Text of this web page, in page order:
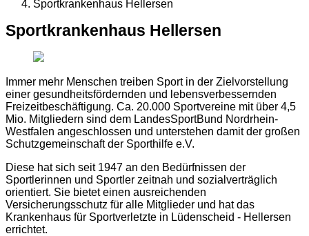
Sportkrankenhaus Hellersen
Sportkrankenhaus Hellersen
Immer mehr Menschen treiben Sport in der Zielvorstellung
einer gesundheitsfördernden und lebensverbessernden
Freizeitbeschäftigung. Ca. 20.000 Sportvereine mit über 4,5
Mio. Mitgliedern sind dem LandesSportBund Nordrhein-
Westfalen angeschlossen und unterstehen damit der großen
Schutzgemeinschaft der Sporthilfe e.V.
Diese hat sich seit 1947 an den Bedürfnissen der
Sportlerinnen und Sportler zeitnah und sozialverträglich
orientiert. Sie bietet einen ausreichenden
Versicherungsschutz für alle Mitglieder und hat das
Krankenhaus für Sportverletzte in Lüdenscheid - Hellersen
errichtet.